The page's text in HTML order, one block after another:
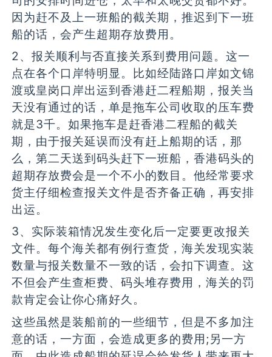
因为赶不及上一班船的截关期，推迟到下一班
船的话，会产生超期存放费用。
2、报关顺利与否直接关系到费用问题。这一
点在各个口岸特明显。比如经陆路口岸如文锦
渡或皇岗口岸出运到香港赶二程船期，报关当
天没有通过的话，单是拖车公司收取的压车费
就是3千。如果拖车是赶香港二程船的截关
期，由于报关延误而没有赶上船期的话，那
么，第二天送到码头赶下一班船，香港码头的
超期存放费会是一个不小的数目。他经常要求
货主仔细检查报关文件是否齐备正确，再安排
出运。
3、实际装箱情况发生变化后一定要更改报关
文件。每个海关都有例行查货，海关发现实装
数量与报关数量不一致的话，会扣下调查。这
不但会产生查柜费、码头堆存费用，海关的罚
款肯定会让你心痛好久。
这些虽然是装船前的一些细节，但是不多加注
意的话，一方面，会造成更多的费用;另一方